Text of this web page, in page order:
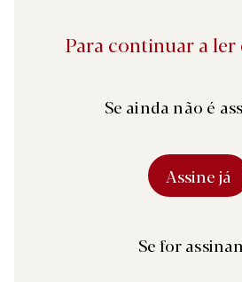
Para continuar a ler
Se ainda não é
Assine já
Se for